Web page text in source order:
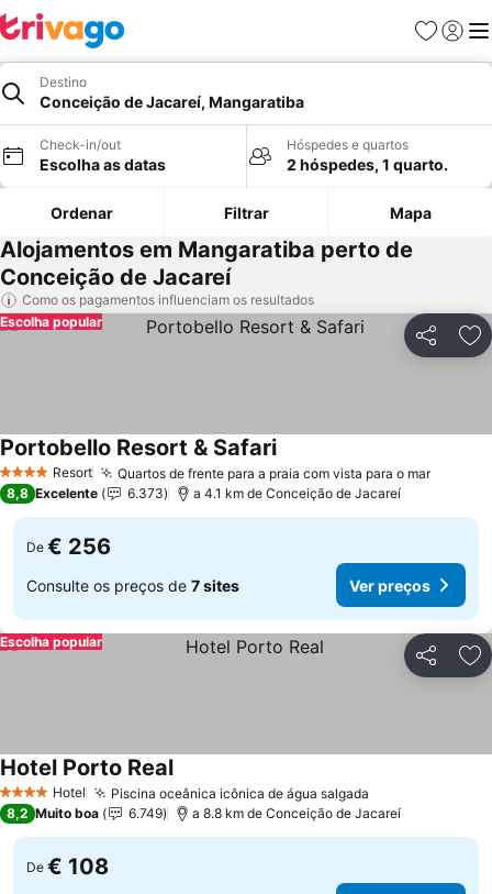
Favoritos
Iniciar
Destino
Conceição de Jacareí, Mangaratiba
Check-in/out
Escolha as datas
Hóspedes e quartos
2 hóspedes, 1 quarto.
Ordenar Filtrar Mapa
Alojamentos em Mangaratiba perto de
Conceição de Jacareí
Como os pagamentos influenciam os resultados
Partilhar
Escolha popular
4 EstrelasResort Quartos de frente para a praia com vista para o mar
Portobello Resort & Safari
8,8 Excelente 6.373 a 4.1 km de Conceição de Jacareí
De € 256
Consulte os preços de 7 sites Ver preços
Partilhar
Escolha popular
4 EstrelasHotel Piscina oceânica icônica de água salgada
Hotel Porto Real
8,2 Muito boa 6.749 a 8.8 km de Conceição de Jacareí
De € 108